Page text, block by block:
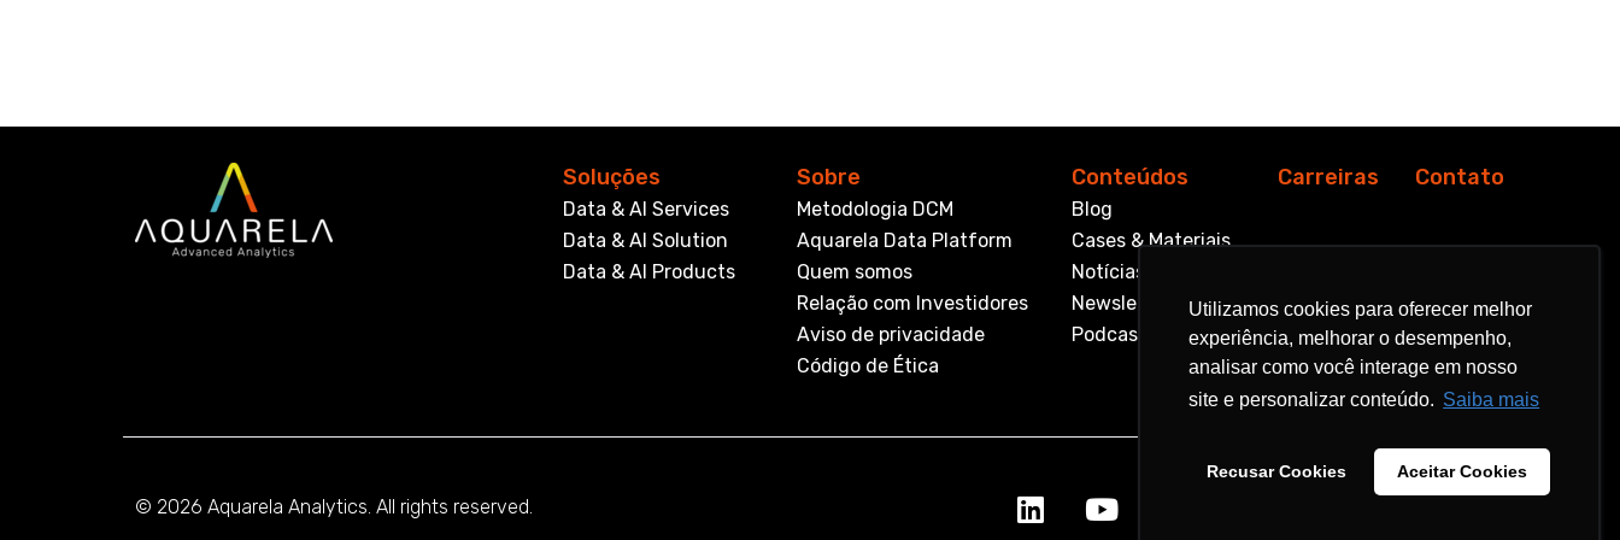
Utilizamos cookies para oferecer melhor
experiência, melhorar o desempenho,
analisar como você interage em nosso
site e personalizar conteúdo. Saiba mais
Recusar Cookies Aceitar Cookies
Utilizamos cookies para oferecer melhor
experiência, melhorar o desempenho,
analisar como você interage em nosso
site e personalizar conteúdo. Saiba mais
Recusar Cookies Aceitar Cookies
Soluções
Data & AI Services
Data & AI Solution
Data & AI Products
Sobre
Metodologia DCM
Aquarela Data Platform
Quem somos
Relação com Investidores
Aviso de privacidade
Código de Ética
Conteúdos
Blog
Cases & Materiais
Notícias
Newsletter
Podcast
Carreiras Contato
© 2026 Aquarela Analytics. All rights reserved.